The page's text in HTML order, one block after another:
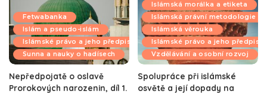
Fetwabanka
Islám a pseudo-islám
Islámské právo a jeho předpisy
Sunna a nauky o hadísech
Nepředpojatě o oslavě
Prorokových narozenin, díl 1.
Islámská morálka a etiketa
Islámská právní metodologie
Islámská věrouka
Islámské právo a jeho předpisy
Vzdělávání a osobní rozvoj
Spolupráce při islámské
osvětě a její dopady na